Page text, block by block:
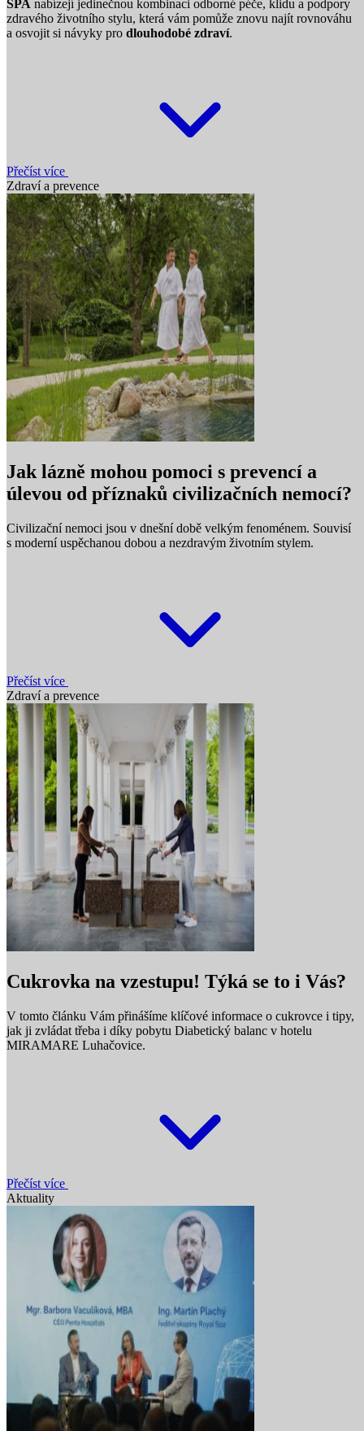
SPA nabízejí jedinečnou kombinaci odborné péče, klidu a podpory
zdravého životního stylu, která vám pomůže znovu najít rovnováhu
a osvojit si návyky pro dlouhodobé zdraví.
Přečíst více
Zdraví a prevence
Jak lázně mohou pomoci s prevencí a
úlevou od příznaků civilizačních nemocí?
Civilizační nemoci jsou v dnešní době velkým fenoménem. Souvisí
s moderní uspěchanou dobou a nezdravým životním stylem.
Přečíst více
Zdraví a prevence
Cukrovka na vzestupu! Týká se to i Vás?
V tomto článku Vám přinášíme klíčové informace o cukrovce i tipy,
jak ji zvládat třeba i díky pobytu Diabetický balanc v hotelu
MIRAMARE Luhačovice.
Přečíst více
Aktuality